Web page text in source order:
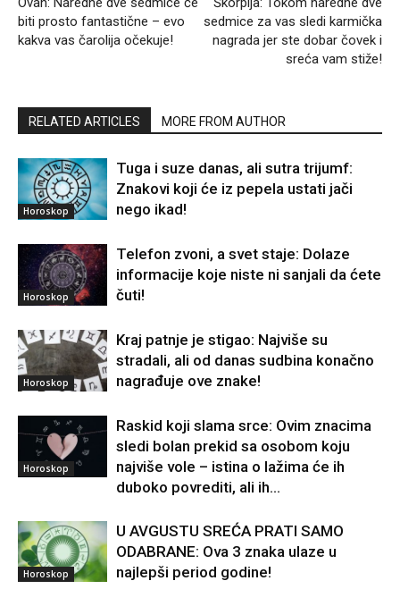
biti prosto fantastične – evo
kakva vas čarolija očekuje!
sedmice za vas sledi karmička
nagrada jer ste dobar čovek i
sreća vam stiže!
RELATED ARTICLES MORE FROM AUTHOR
Horoskop
Tuga i suze danas, ali sutra trijumf:
Znakovi koji će iz pepela ustati jači
nego ikad!
Horoskop
Telefon zvoni, a svet staje: Dolaze
informacije koje niste ni sanjali da ćete
čuti!
Horoskop
Kraj patnje je stigao: Najviše su
stradali, ali od danas sudbina konačno
nagrađuje ove znake!
Horoskop
Raskid koji slama srce: Ovim znacima
sledi bolan prekid sa osobom koju
najviše vole – istina o lažima će ih
duboko povrediti, ali ih...
Horoskop
U AVGUSTU SREĆA PRATI SAMO
ODABRANE: Ova 3 znaka ulaze u
najlepši period godine!